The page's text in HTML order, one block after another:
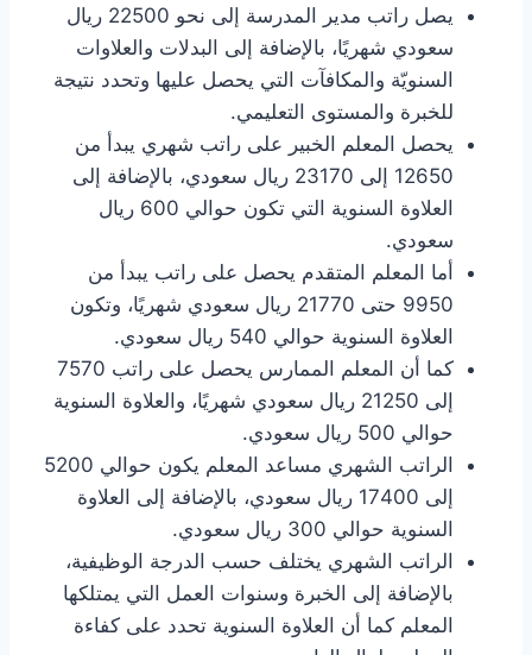
يصل راتب مدير المدرسة إلى نحو 22500 ريال
سعودي شهريًا، بالإضافة إلى البدلات والعلاوات
السنويّة والمكافآت التي يحصل عليها وتحدد نتيجة
للخبرة والمستوى التعليمي.
يحصل المعلم الخبير على راتب شهري يبدأ من
12650 إلى 23170 ريال سعودي، بالإضافة إلى
العلاوة السنوية التي تكون حوالي 600 ريال
سعودي.
أما المعلم المتقدم يحصل على راتب يبدأ من
9950 حتى 21770 ريال سعودي شهريًا، وتكون
العلاوة السنوية حوالي 540 ريال سعودي.
كما أن المعلم الممارس يحصل على راتب 7570
إلى 21250 ريال سعودي شهريًا، والعلاوة السنوية
حوالي 500 ريال سعودي.
الراتب الشهري مساعد المعلم يكون حوالي 5200
إلى 17400 ريال سعودي، بالإضافة إلى العلاوة
السنوية حوالي 300 ريال سعودي.
الراتب الشهري يختلف حسب الدرجة الوظيفية،
بالإضافة إلى الخبرة وسنوات العمل التي يمتلكها
المعلم كما أن العلاوة السنوية تحدد على كفاءة